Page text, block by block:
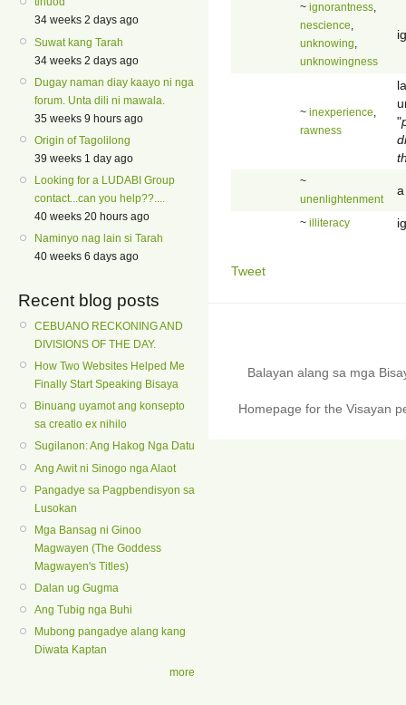
34 weeks 2 days ago
Suwat kang Tarah
34 weeks 2 days ago
Dugay naman diay kaayo ni nga
forum. Unta dili ni mawala.
35 weeks 9 hours ago
Origin of Tagolilong
39 weeks 1 day ago
Looking for a LUDABI Group
contact...can you help??....
40 weeks 20 hours ago
Naminyo nag lain si Tarah
40 weeks 6 days ago
Recent blog posts
CEBUANO RECKONING AND
DIVISIONS OF THE DAY.
How Two Websites Helped Me
Finally Start Speaking Bisaya
Binuang uyamot ang konsepto
sa creatio ex nihilo
Sugilanon: Ang Hakog Nga Datu
Ang Awit ni Sinogo nga Alaot
Pangadye sa Pagpbendisyon sa
Lusokan
Mga Bansag ni Ginoo
Magwayen (The Goddess
Magwayen's Titles)
Dalan ug Gugma
Ang Tubig nga Buhi
Mubong pangadye alang kang
Diwata Kaptan
more
~ ignorantness
nescience
unknowing
unknowingness
~ inexperience
rawness
"
~
unenlightenment
~ illiteracy
Tweet
Balayan alang sa mga
Homepage for the Visayan